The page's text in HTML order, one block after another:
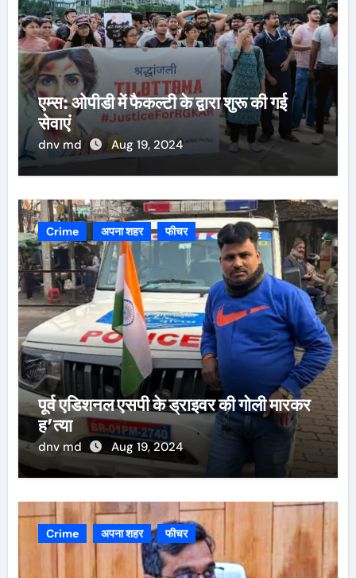
एम्स: ओपीडी में फैकल्टी के द्वारा शुरू की गई
सेवाएं
dnv md Aug 19, 2024
Crime अपना शहर फीचर
पूर्व एडिशनल एसपी के ड्राइवर की गोली मारकर
ह’त्या
dnv md Aug 19, 2024
Crime अपना शहर फीचर